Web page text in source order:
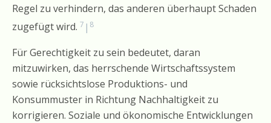
Regel zu verhindern, das anderen überhaupt Schaden
zugefügt wird. 7 | 8
Für Gerechtigkeit zu sein bedeutet, daran
mitzuwirken, das herrschende Wirtschaftssystem
sowie rücksichtslose Produktions- und
Konsummuster in Richtung Nachhaltigkeit zu
korrigieren. Soziale und ökonomische Entwicklungen